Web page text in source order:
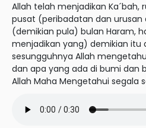
Allah telah menjadikan Ka´bah,
pusat (peribadatan dan urusan
(demikian pula) bulan Haram,
menjadikan yang) demikian itu
sesungguhnya Allah
dan apa yang ada di bumi dan
Allah Maha Mengetahui segala